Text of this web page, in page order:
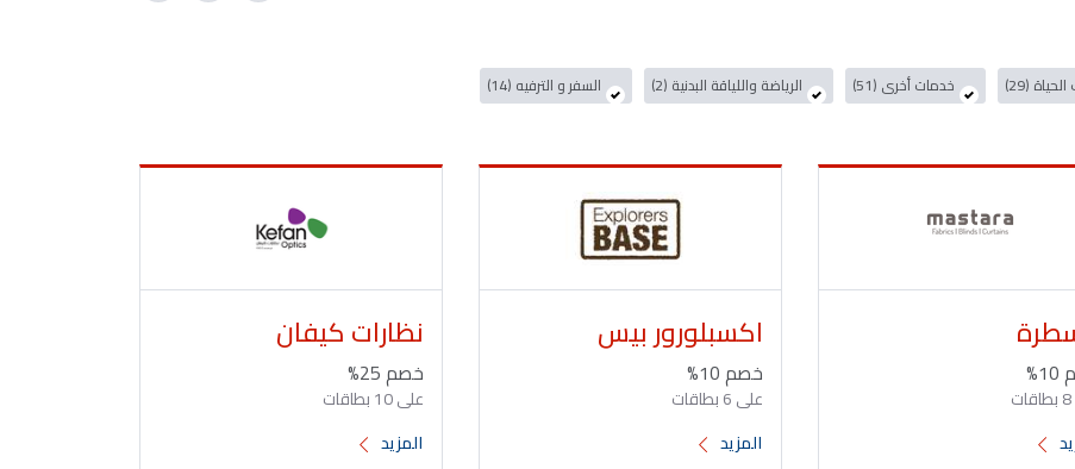
(29) خدمات أخرى (51) الرياضة واللياقة البدنية (2) السفر و الترفيه (14)
اكسبلورور بيس
خصم 10%
على 6 بطاقات
المزيد
نظارات كيفان
خصم 25%
على 10 بطاقات
المزيد